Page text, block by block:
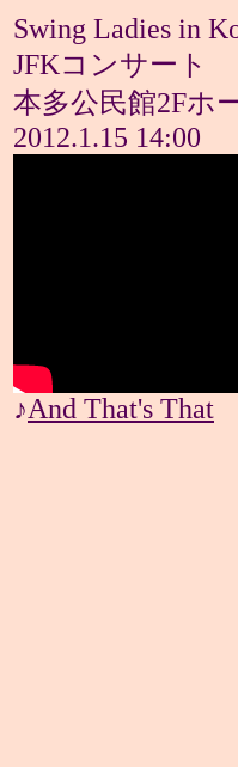
Swing Ladies in
JFKコンサート
本多公民館2Fホ
2012.1.15 14:00
♪And That's That